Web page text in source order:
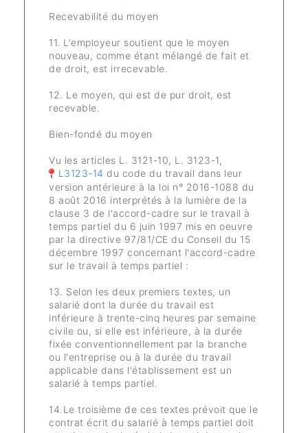
Recevabilité du moyen
11. L'employeur soutient que le moyen
nouveau, comme étant mélangé de fait et
de droit, est irrecevable.
12. Le moyen, qui est de pur droit, est
recevable.
Bien-fondé du moyen
Vu les articles L. 3121-10, L. 3123-1,
L3123-14 du code du travail dans leur
version antérieure à la loi n° 2016-1088 du
8 août 2016 interprétés à la lumière de la
clause 3 de l'accord-cadre sur le travail à
temps partiel du 6 juin 1997 mis en oeuvre
par la directive 97/81/CE du Conseil du 15
décembre 1997 concernant l'accord-cadre
sur le travail à temps partiel :
13. Selon les deux premiers textes, un
salarié dont la durée du travail est
inférieure à trente-cinq heures par semaine
civile ou, si elle est inférieure, à la durée
fixée conventionnellement par la branche
ou l'entreprise ou à la durée du travail
applicable dans l'établissement est un
salarié à temps partiel.
14.Le troisième de ces textes prévoit que le
contrat écrit du salarié à temps partiel doit